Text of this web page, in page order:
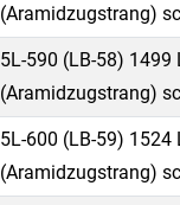
(Aramidzugstrang)
5L-590 (LB-58)
(Aramidzugstrang)
5L-600 (LB-59)
(Aramidzugstrang)